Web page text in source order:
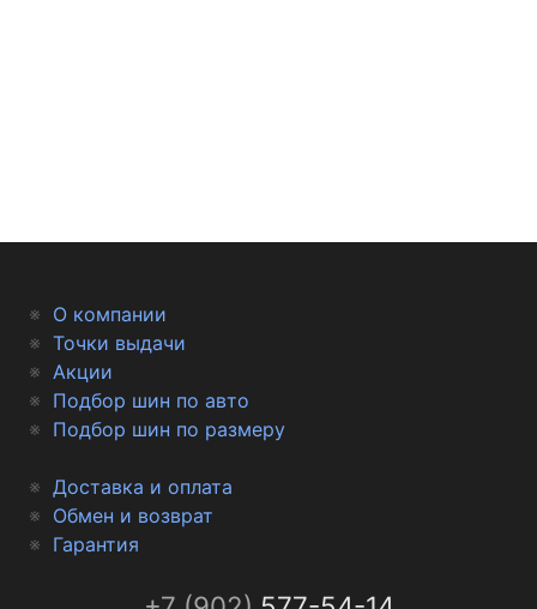
О компании
Точки выдачи
Акции
Подбор шин по авто
Подбор шин по размеру
Доставка и оплата
Обмен и возврат
Гарантия